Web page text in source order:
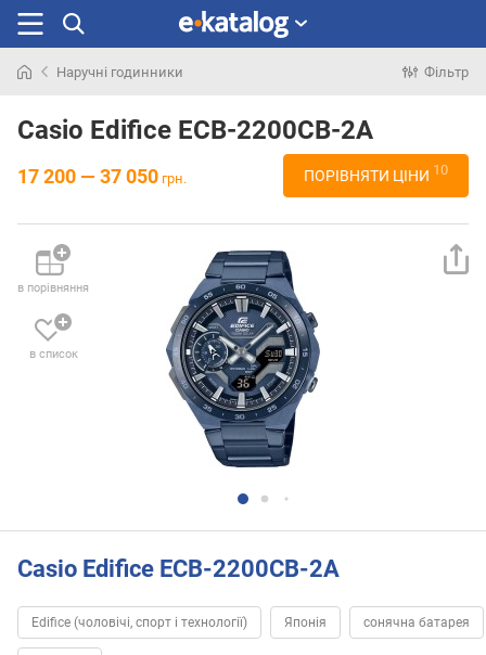
раніше
Наручні годинники Фільтр
Casio Edifice ECB-2200CB-2A
17 200 — 37 050 грн. ПОРІВНЯТИ ЦІНИ 10
в порівняння
в список
Casio Edifice ECB-2200CB-2A
Edifice (чоловічі, спорт і технології) Японія сонячна батарея